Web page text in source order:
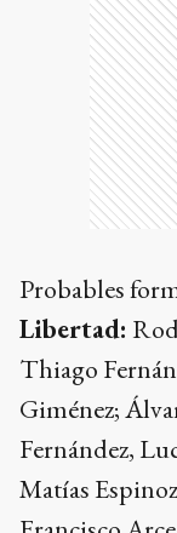
Probables
Libertad:
Thiago
Giménez;
Fernández,
Matías